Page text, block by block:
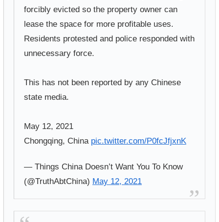
forcibly evicted so the property owner can
lease the space for more profitable uses.
Residents protested and police responded with
unnecessary force.
This has not been reported by any Chinese
state media.
May 12, 2021
Chongqing, China pic.twitter.com/P0fcJfjxnK
— Things China Doesn’t Want You To Know
(@TruthAbtChina) May 12, 2021